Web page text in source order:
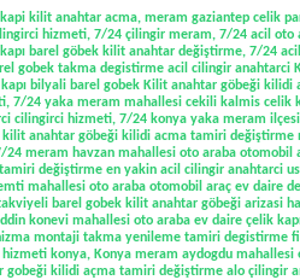
kilit anahtar acma, meram gaziantep celik
hizmeti, 7/24 çilingir meram, 7/24 acil oto
barel göbek kilit anahtar değiştirme, 7/24
gobek takma degistirme acil cilingir anahtarci
bilyali barel gobek Kilit anahtar göbeği kilidi
7/24 yaka meram mahallesi cekili kalmis celik
cilingirci hizmeti, 7/24 konya yaka meram
anahtar göbeği kilidi acma tamiri değiştirme
meram havzan mahallesi oto araba otomobil
değiştirme en yakin acil cilingir anahtarci
mahallesi oto araba otomobil araç ev daire
barel gobek kilit anahtar göbeği arizasi
konevi mahallesi oto araba ev daire çelik
montaji takma yenileme tamiri degistirme
konya, Konya meram aydogdu mahallesi
gobeği kilidi açma tamiri değiştirme alo çilingir